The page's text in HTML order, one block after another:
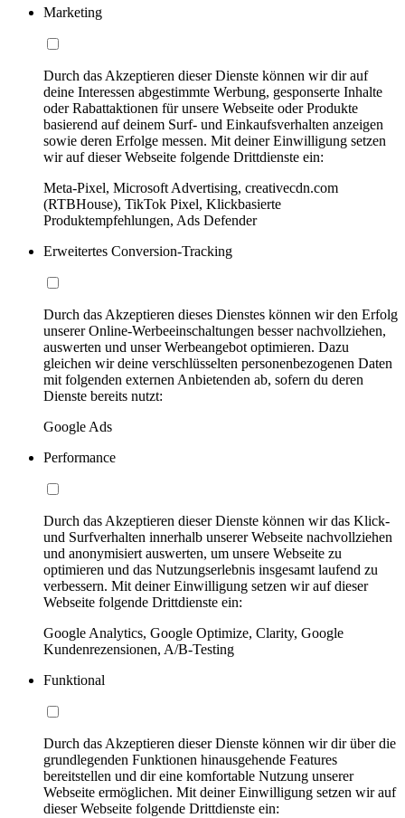
Marketing
Durch das Akzeptieren dieser Dienste können wir dir auf
deine Interessen abgestimmte Werbung, gesponserte Inhalte
oder Rabattaktionen für unsere Webseite oder Produkte
basierend auf deinem Surf- und Einkaufsverhalten anzeigen
sowie deren Erfolge messen. Mit deiner Einwilligung setzen
wir auf dieser Webseite folgende Drittdienste ein:
Meta-Pixel, Microsoft Advertising, creativecdn.com
(RTBHouse), TikTok Pixel, Klickbasierte
Produktempfehlungen, Ads Defender
Erweitertes Conversion-Tracking
Durch das Akzeptieren dieses Dienstes können wir den Erfolg
unserer Online-Werbeeinschaltungen besser nachvollziehen,
auswerten und unser Werbeangebot optimieren. Dazu
gleichen wir deine verschlüsselten personenbezogenen Daten
mit folgenden externen Anbietenden ab, sofern du deren
Dienste bereits nutzt:
Google Ads
Performance
Durch das Akzeptieren dieser Dienste können wir das Klick-
und Surfverhalten innerhalb unserer Webseite nachvollziehen
und anonymisiert auswerten, um unsere Webseite zu
optimieren und das Nutzungserlebnis insgesamt laufend zu
verbessern. Mit deiner Einwilligung setzen wir auf dieser
Webseite folgende Drittdienste ein:
Google Analytics, Google Optimize, Clarity, Google
Kundenrezensionen, A/B-Testing
Funktional
Durch das Akzeptieren dieser Dienste können wir dir über die
grundlegenden Funktionen hinausgehende Features
bereitstellen und dir eine komfortable Nutzung unserer
Webseite ermöglichen. Mit deiner Einwilligung setzen wir auf
dieser Webseite folgende Drittdienste ein: